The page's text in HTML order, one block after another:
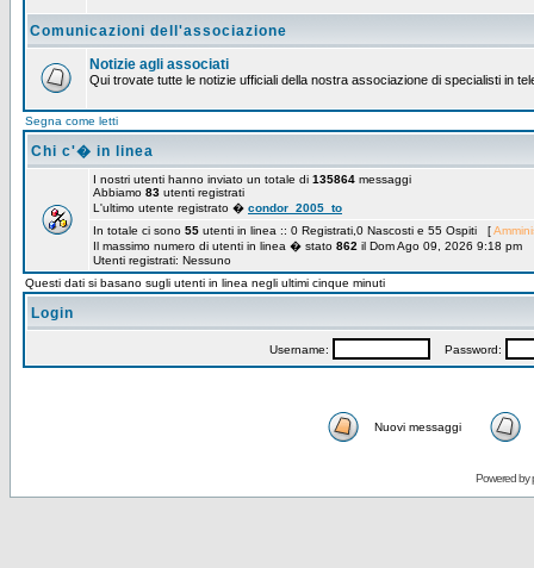
Comunicazioni dell'associazione
Notizie agli associati
Qui trovate tutte le notizie ufficiali della nostra associazione di specialisti in
Segna come letti
Chi c'� in linea
I nostri utenti hanno inviato un totale di 135864 messaggi
Abbiamo 83 utenti registrati
L'ultimo utente registrato � condor_2005_to
In totale ci sono 55 utenti in linea :: 0 Registrati,0 Nascosti e 55 Ospiti [
Il massimo numero di utenti in linea � stato 862 il Dom Ago 09, 2026 9:18 pm
Utenti registrati: Nessuno
Questi dati si basano sugli utenti in linea negli ultimi cinque minuti
Login
Username: Password:
Nuovi messaggi
Powered by